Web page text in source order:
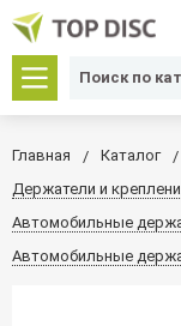
Главная Каталог
Держатели и
Автомобильные
Автомобильные